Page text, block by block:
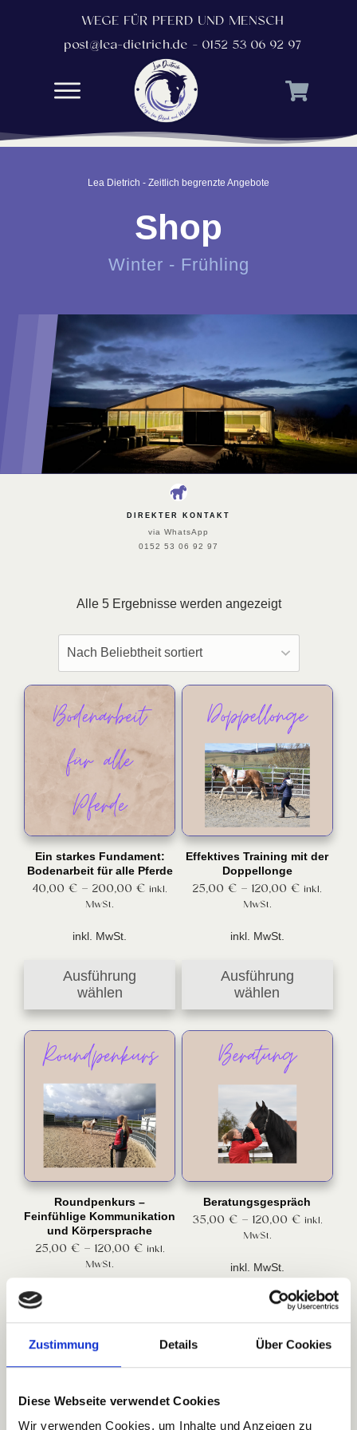
Zustimmung Details Über Cookies
Diese Webseite verwendet Cookies
Wir verwenden Cookies, um Inhalte und Anzeigen zu
WEGE FÜR PFERD UND MENSCH
post@lea-dietrich.de - 0152 53 06 92 97
Lea Dietrich - Zeitlich begrenzte Angebote
Shop
Winter - Frühling
DIREKTER KONTAKT
via WhatsApp
0152 53 06 92 97
Alle 5 Ergebnisse werden angezeigt
Ein starkes Fundament:
Bodenarbeit für alle Pferde
40,00 € – 200,00 € inkl.
MwSt.
inkl. MwSt.
Ausführung
wählen
Dieses
Produkt
weist
Varianten
Die
Optionen
können
auf
der
Produktseite
gewählt
Effektives Training mit der
Doppellonge
25,00 € – 120,00 € inkl.
MwSt.
inkl. MwSt.
Ausführung
wählen
Produkt
weist
mehrere
Varianten
auf.
Die
Optionen
können
auf
der
Produktseite
gewählt
Roundpenkurs –
Feinfühlige Kommunikation
und Körpersprache
25,00 € – 120,00 € inkl.
MwSt.
wählen
Produkt
mehrere
Varianten
auf.
Die
Optionen
können
auf
der
Produktseite
gewählt
werden
Beratungsgespräch
35,00 € – 120,00 € inkl.
MwSt.
inkl. MwSt.
Ausführung
wählen
Produkt
weist
Varianten
auf.
Die
Optionen
können
der
Produktseite
werden